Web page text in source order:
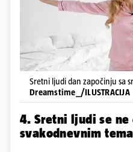
Sretni ljudi dan započinju sa
Dreamstime_/ILUSTRACIJA
4. Sretni ljudi se ne
svakodnevnim